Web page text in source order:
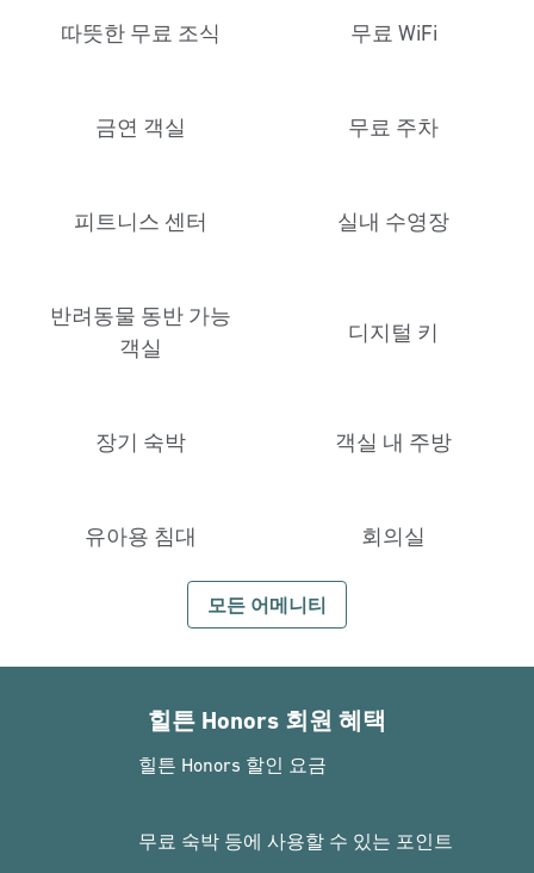
따뜻한 무료 조식 무료 WiFi
금연 객실 무료 주차
피트니스 센터 실내 수영장
반려동물 동반 가능
객실
디지털 키
장기 숙박 객실 내 주방
유아용 침대 회의실
모든 어메니티
힐튼 Honors 회원 혜택
힐튼 Honors 할인 요금
무료 숙박 등에 사용할 수 있는 포인트